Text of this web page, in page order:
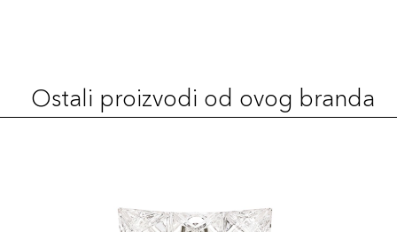
Ostali proizvodi od ovog branda